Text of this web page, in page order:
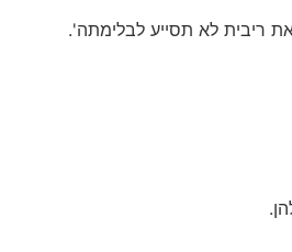
ריבית לא תסייע לבלימתה'.